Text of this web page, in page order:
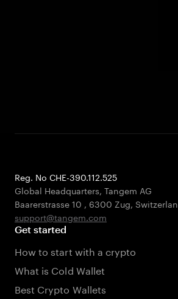
Reg. No CHE-390.112.525
Global Headquarters, Tangem AG
Baarerstrasse 10 , 6300 Zug,
support@tangem.com
Get started
How to start with a crypto
What is Cold Wallet
Best Crypto Wallets